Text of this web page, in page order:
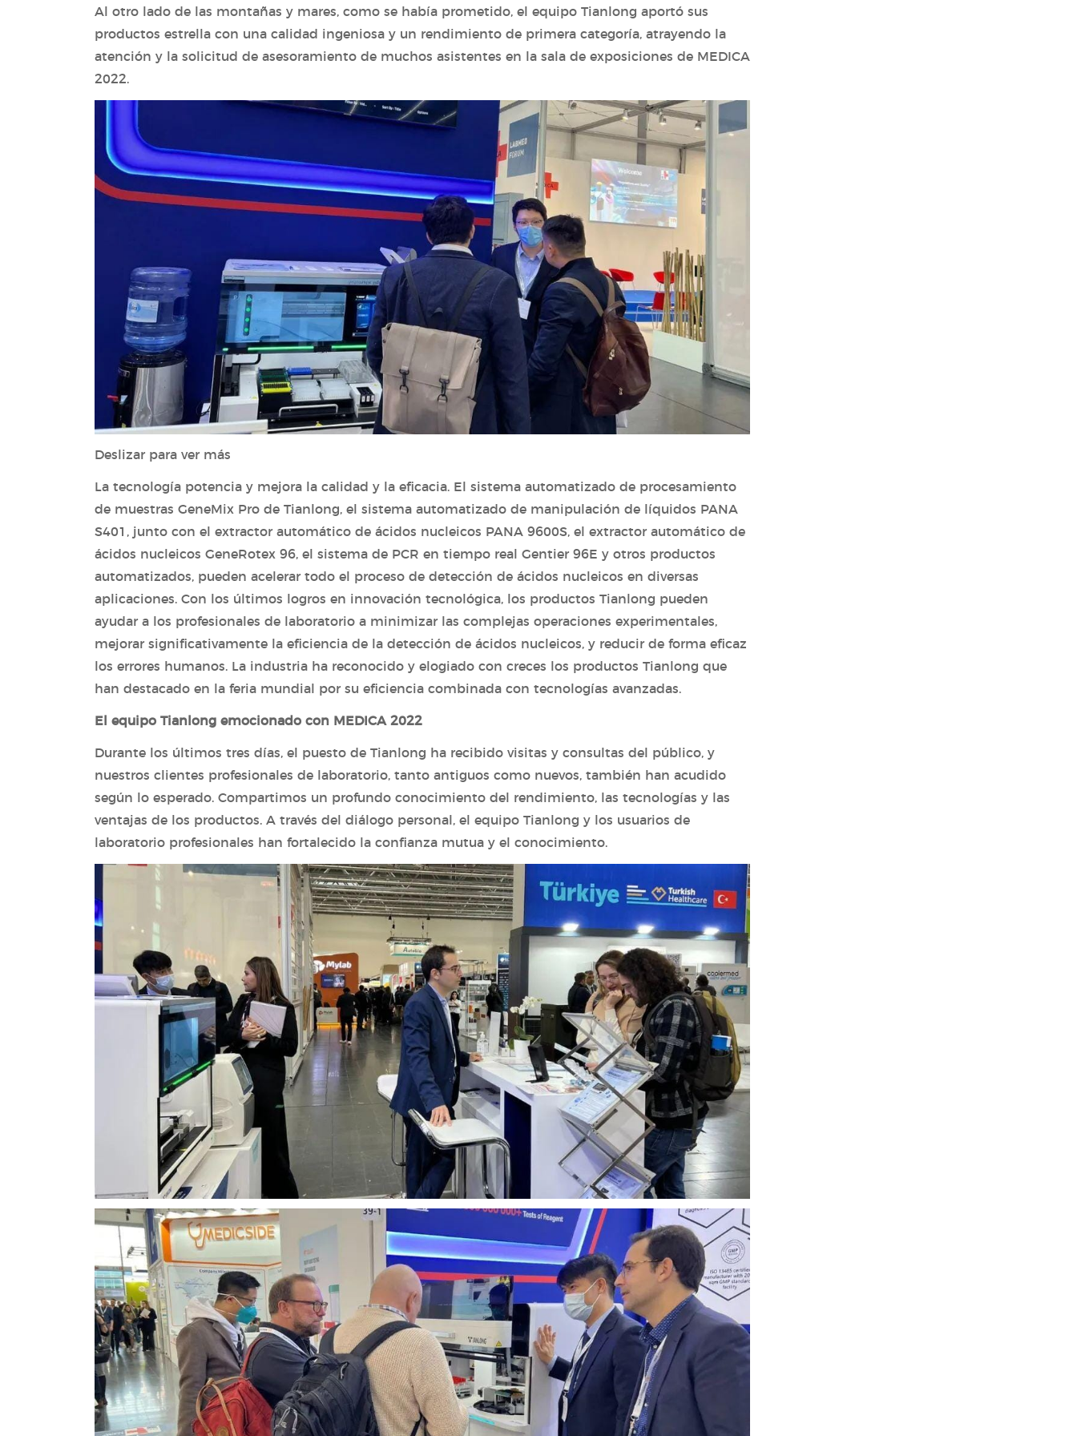
Al otro lado de las montañas y mares, como se había prometido, el equipo Tianlong aportó sus
productos estrella con una calidad ingeniosa y un rendimiento de primera categoría, atrayendo la
atención y la solicitud de asesoramiento de muchos asistentes en la sala de exposiciones de MEDICA
2022.
Deslizar para ver más
La tecnología potencia y mejora la calidad y la eficacia. El sistema automatizado de procesamiento
de muestras GeneMix Pro de Tianlong, el sistema automatizado de manipulación de líquidos PANA
S401, junto con el extractor automático de ácidos nucleicos PANA 9600S, el extractor automático de
ácidos nucleicos GeneRotex 96, el sistema de PCR en tiempo real Gentier 96E y otros productos
automatizados, pueden acelerar todo el proceso de detección de ácidos nucleicos en diversas
aplicaciones. Con los últimos logros en innovación tecnológica, los productos Tianlong pueden
ayudar a los profesionales de laboratorio a minimizar las complejas operaciones experimentales,
mejorar significativamente la eficiencia de la detección de ácidos nucleicos, y reducir de forma eficaz
los errores humanos. La industria ha reconocido y elogiado con creces los productos Tianlong que
han destacado en la feria mundial por su eficiencia combinada con tecnologías avanzadas.
El equipo Tianlong emocionado con MEDICA 2022
Durante los últimos tres días, el puesto de Tianlong ha recibido visitas y consultas del público, y
nuestros clientes profesionales de laboratorio, tanto antiguos como nuevos, también han acudido
según lo esperado. Compartimos un profundo conocimiento del rendimiento, las tecnologías y las
ventajas de los productos. A través del diálogo personal, el equipo Tianlong y los usuarios de
laboratorio profesionales han fortalecido la confianza mutua y el conocimiento.